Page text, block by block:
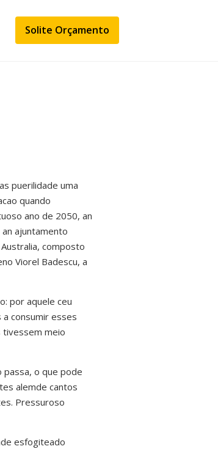
Solite Orçamento
puerilidade uma
quando
ano de 2050, an
ajuntamento
composto
Viorel Badescu, a
por aquele ceu
consumir esses
tivessem meio
passa, o que pode
alemde cantos
Pressuroso
esfogiteado